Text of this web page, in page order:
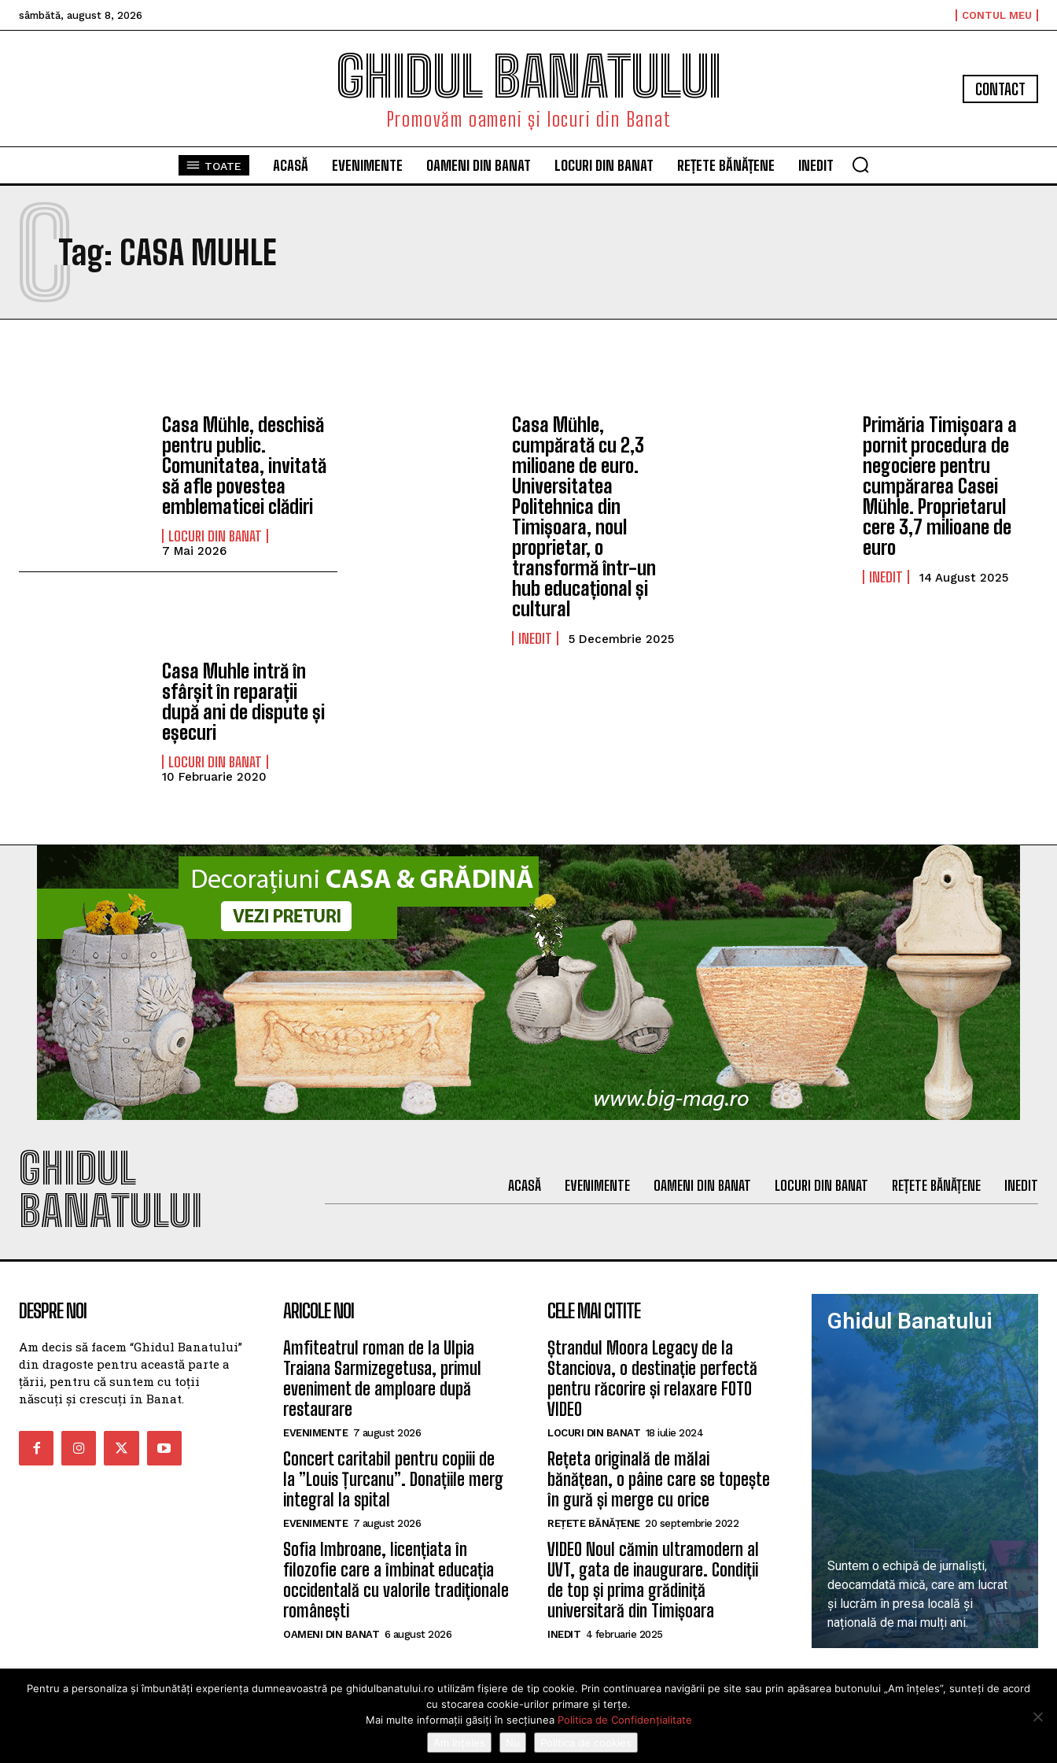
sâmbătă, august 8, 2026 CONTUL MEU
GHIDUL BANATULUI
Promovăm oameni și locuri din Banat
CONTACT
TOATE ACASĂ EVENIMENTE OAMENI DIN BANAT LOCURI DIN BANAT REȚETE BĂNĂȚENE INEDIT
Tag: CASA MUHLE
C
Casa Mühle, deschisă
pentru public.
Comunitatea, invitată
să afle povestea
emblematicei clădiri
LOCURI DIN BANAT
7 Mai 2026
Casa Mühle,
cumpărată cu 2,3
milioane de euro.
Universitatea
Politehnica din
Timișoara, noul
proprietar, o
transformă într-un
hub educațional și
cultural
INEDIT 5 Decembrie 2025
Primăria Timișoara a
pornit procedura de
negociere pentru
cumpărarea Casei
Mühle. Proprietarul
cere 3,7 milioane de
euro
INEDIT 14 August 2025
Casa Muhle intră în
sfârșit în reparații
după ani de dispute și
eșecuri
LOCURI DIN BANAT
10 Februarie 2020
GHIDUL
BANATULUI
ACASĂ EVENIMENTE OAMENI DIN BANAT LOCURI DIN BANAT REȚETE BĂNĂȚENE INEDIT
DESPRE NOI
Am decis să facem “Ghidul Banatului”
din dragoste pentru această parte a
țării, pentru că suntem cu toții
născuți și crescuți în Banat.
ARICOLE NOI
Amfiteatrul roman de la Ulpia
Traiana Sarmizegetusa, primul
eveniment de amploare după
restaurare
EVENIMENTE 7 august 2026
Concert caritabil pentru copiii de
la ”Louis Țurcanu”. Donațiile merg
integral la spital
EVENIMENTE 7 august 2026
Sofia Imbroane, licențiata în
filozofie care a îmbinat educația
occidentală cu valorile tradiționale
românești
OAMENI DIN BANAT 6 august 2026
CELE MAI CITITE
Ștrandul Moora Legacy de la
Stanciova, o destinație perfectă
pentru răcorire și relaxare FOTO
VIDEO
LOCURI DIN BANAT 18 iulie 2024
Rețeta originală de mălai
bănățean, o pâine care se topește
în gură și merge cu orice
REȚETE BĂNĂȚENE 20 septembrie 2022
VIDEO Noul cămin ultramodern al
UVT, gata de inaugurare. Condiții
de top și prima grădiniță
universitară din Timișoara
INEDIT 4 februarie 2025
Ghidul Banatului
Suntem o echipă de jurnaliști,
deocamdată mică, care am lucrat
și lucrăm în presa locală și
națională de mai mulți ani.
© Ghidul Banatului 2025. Toate drepturile rezervate · Dezvoltat de Power Media FX
Pentru a personaliza și îmbunătăți experiența dumneavoastră pe ghidulbanatului.ro utilizăm fișiere de tip cookie. Prin continuarea navigării pe site sau prin apăsarea butonului „Am înțeles”, sunteți de acord
cu stocarea cookie-urilor primare și terțe.
Mai multe informații găsiți în secțiunea Politica de Confidențialitate